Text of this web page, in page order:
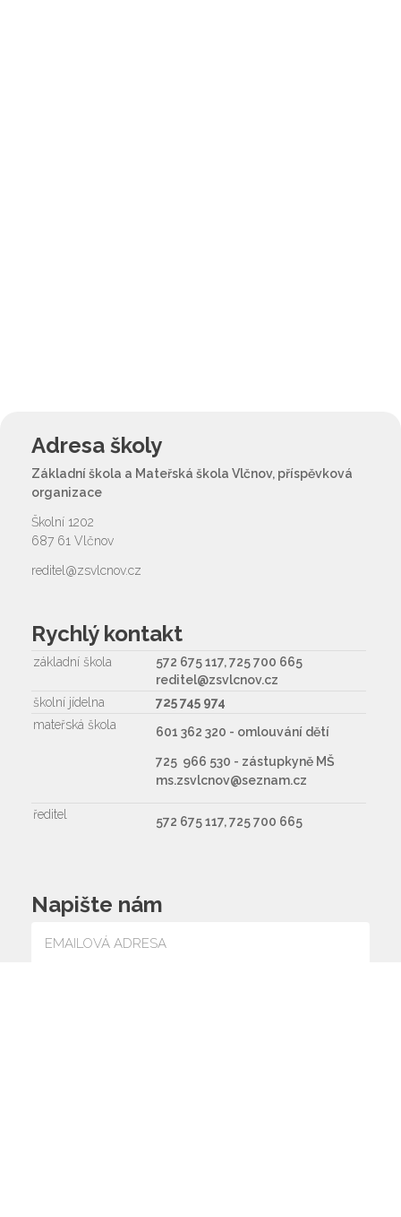
Adresa školy
Základní škola a Mateřská škola Vlčnov, příspěvková
organizace
Školní 1202
687 61 Vlčnov
reditel@zsvlcnov.cz
Rychlý kontakt
základní škola
572 675 117, 725 700 665
reditel@zsvlcnov.cz
školní jídelna
725 745 974
mateřská škola
601 362 320 - omlouvání dětí
725 966 530 - zástupkyně MŠ
ms.zsvlcnov@seznam.cz
ředitel 572 675 117, 725 700 665
Napište nám